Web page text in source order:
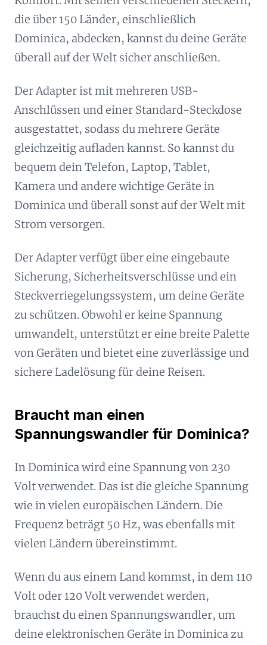
die über 150 Länder, einschließlich
Dominica, abdecken, kannst du deine Geräte
überall auf der Welt sicher anschließen.
Der Adapter ist mit mehreren USB-
Anschlüssen und einer Standard-Steckdose
ausgestattet, sodass du mehrere Geräte
gleichzeitig aufladen kannst. So kannst du
bequem dein Telefon, Laptop, Tablet,
Kamera und andere wichtige Geräte in
Dominica und überall sonst auf der Welt mit
Strom versorgen.
Der Adapter verfügt über eine eingebaute
Sicherung, Sicherheitsverschlüsse und ein
Steckverriegelungssystem, um deine Geräte
zu schützen. Obwohl er keine Spannung
umwandelt, unterstützt er eine breite Palette
von Geräten und bietet eine zuverlässige und
sichere Ladelösung für deine Reisen.
Braucht man einen
Spannungswandler für Dominica?
In Dominica wird eine Spannung von 230
Volt verwendet. Das ist die gleiche Spannung
wie in vielen europäischen Ländern. Die
Frequenz beträgt 50 Hz, was ebenfalls mit
vielen Ländern übereinstimmt.
Wenn du aus einem Land kommst, in dem 110
Volt oder 120 Volt verwendet werden,
brauchst du einen Spannungswandler, um
deine elektronischen Geräte in Dominica zu